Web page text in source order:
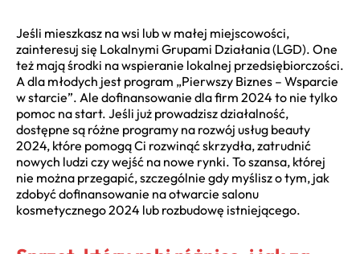
Jeśli mieszkasz na wsi lub w małej miejscowości,
zainteresuj się Lokalnymi Grupami Działania (LGD). One
też mają środki na wspieranie lokalnej przedsiębiorczości.
A dla młodych jest program „Pierwszy Biznes – Wsparcie
w starcie”. Ale dofinansowanie dla firm 2024 to nie tylko
pomoc na start. Jeśli już prowadzisz działalność,
dostępne są różne programy na rozwój usług beauty
2024, które pomogą Ci rozwinąć skrzydła, zatrudnić
nowych ludzi czy wejść na nowe rynki. To szansa, której
nie można przegapić, szczególnie gdy myślisz o tym, jak
zdobyć dofinansowanie na otwarcie salonu
kosmetycznego 2024 lub rozbudowę istniejącego.